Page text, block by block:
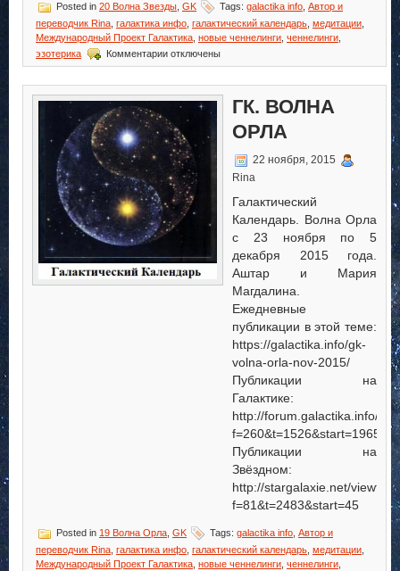
Posted in 20 Волна Звезды GK Tags: galactika info Автор и
переводчик Rina галактика инфо галактический календарь медитации
Международный Проект Галактика новые ченнелинги ченнелинги
эзотерика
Комментариик
записи
Календарь.
Волна
Звезды
отключены
ГК. ВОЛНА
ОРЛА
22 ноября, 2015
Rina
Галактический
Календарь. Волна Орла
с 23 ноября по 5
декабря 2015 года.
Аштар и Мария
Магдалина.
Ежедневные
публикации в этой теме:
https://galactika.info/gk-
volna-orla-nov-2015/
Публикации на
Галактике:
http://forum.galactika.info/
f=260&t=1526&start=1965
Публикации на
Звёздном:
http://stargalaxie.net/
f=81&t=2483&start=45
Posted in 19 Волна Орла GK Tags: galactika info Автор и
переводчик Rina галактика инфо галактический календарь медитации
Международный Проект Галактика новые ченнелинги ченнелинги